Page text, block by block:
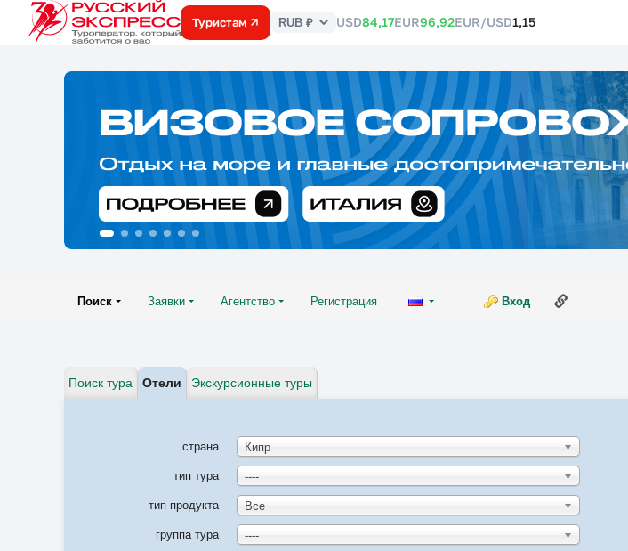
Туристам
Курс
RUB ₽ USD84,17EUR96,92EUR/USD1,15
Поиск Заявки Агентство Регистрация Вход
Поиск тура Отели Экскурсионные туры
страна Кипр
тип тура ----
тип продукта Все
группа тура ----